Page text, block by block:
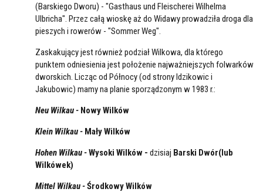
(Barskiego Dworu) - "Gasthaus und Fleischerei Wilhelma
Ulbricha". Przez całą wioskę aż do Widawy prowadziła droga dla
pieszych i rowerów - "Sommer Weg".
Zaskakujący jest również podział Wilkowa, dla którego
punktem odniesienia jest położenie najważniejszych folwarków
dworskich. Licząc od Północy (od strony Idzikowic i
Jakubowic) mamy na planie sporządzonym w 1983 r.:
Neu Wilkau - Nowy Wilków
Klein Wilkau - Mały Wilków
Hohen Wilkau -Wysoki Wilków - dzisiaj Barski Dwór(lub
Wilkówek)
Mittel Wilkau -Środkowy Wilków